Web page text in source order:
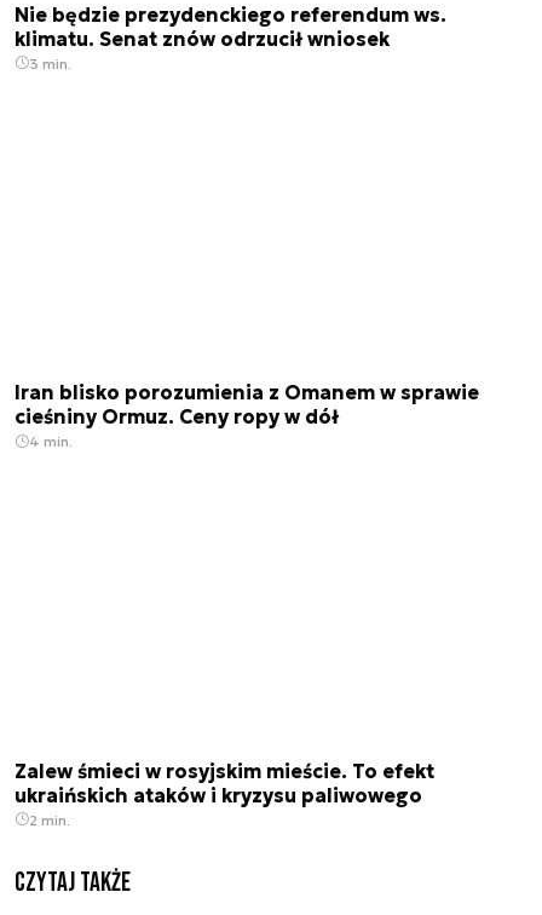
Nie będzie prezydenckiego referendum ws.
klimatu. Senat znów odrzucił wniosek
3 min.
Iran blisko porozumienia z Omanem w sprawie
cieśniny Ormuz. Ceny ropy w dół
4 min.
Zalew śmieci w rosyjskim mieście. To efekt
ukraińskich ataków i kryzysu paliwowego
2 min.
Czytaj także